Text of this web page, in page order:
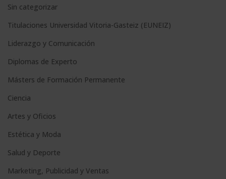
Sin categorizar
Titulaciones Universidad Vitoria-Gasteiz (EUNEIZ)
Liderazgo y Comunicación
Diplomas de Experto
Másters de Formación Permanente
Ciencia
Artes y Oficios
Estética y Moda
Salud y Deporte
Marketing, Publicidad y Ventas